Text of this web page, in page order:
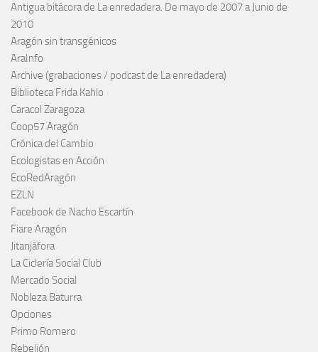
Antigua bitácora de La enredadera. De mayo de 2007 a Junio de
2010
Aragón sin transgénicos
AraInfo
Archive (grabaciones / podcast de La enredadera)
Biblioteca Frida Kahlo
Caracol Zaragoza
Coop57 Aragón
Crónica del Cambio
Ecologistas en Acción
EcoRedAragón
EZLN
Facebook de Nacho Escartín
Fiare Aragón
Jitanjáfora
La Ciclería Social Club
Mercado Social
Nobleza Baturra
Opciones
Primo Romero
Rebelión